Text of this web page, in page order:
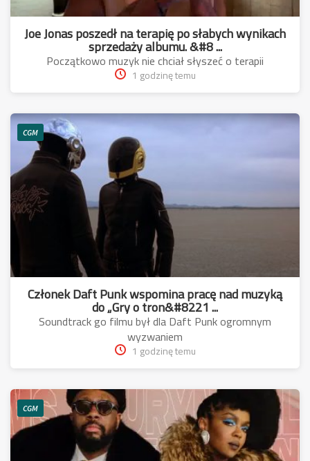
Joe Jonas poszedł na terapię po słabych wynikach
sprzedaży albumu. &#8 ...
Początkowo muzyk nie chciał słyszeć o terapii
1 godzinę temu
CGM
Członek Daft Punk wspomina pracę nad muzyką
do „Gry o tron&#8221 ...
Soundtrack go filmu był dla Daft Punk ogromnym
wyzwaniem
1 godzinę temu
CGM